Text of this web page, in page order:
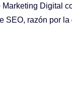
Digital
razón por